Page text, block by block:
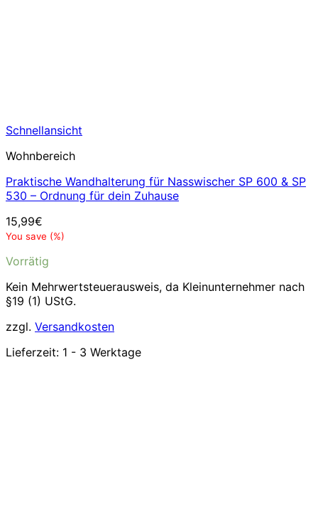
Schnellansicht
Wohnbereich
Praktische Wandhalterung für Nasswischer SP 600 & SP
530 – Ordnung für dein Zuhause
15,99€
You save (%)
Vorrätig
Kein Mehrwertsteuerausweis, da Kleinunternehmer nach
§19 (1) UStG.
zzgl. Versandkosten
Lieferzeit: 1 - 3 Werktage